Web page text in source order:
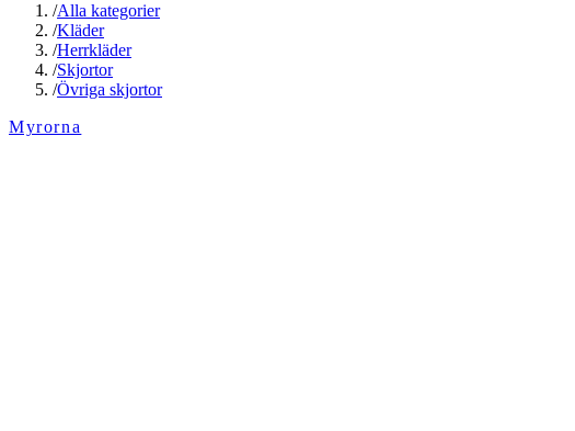
/Alla kategorier
/Kläder
/Herrkläder
/Skjortor
/Övriga skjortor
Myrorna